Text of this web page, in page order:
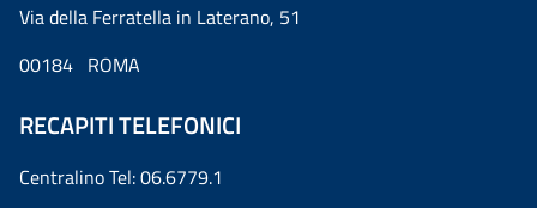
Via della Ferratella in Laterano, 51
00184 ROMA
RECAPITI TELEFONICI
Centralino Tel: 06.6779.1